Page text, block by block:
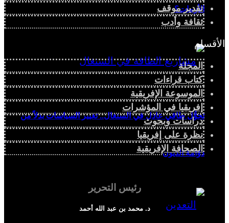
الأزمات؟
تحوُّل طاقي عادل في السنغال.. تغيير السياسات بدلاً من
دوّامة الديون
تقدير موقف
ثقافة وأدب
الأقسام
المجلة
كتاب قراءات
الموسوعة الإفريقية
إفريقيا في المؤشرات
دراسات وبحوث
نظرة على إفريقيا
الصحافة الإفريقية
رئيس التحرير
د. محمد بن عبد الله أحمد